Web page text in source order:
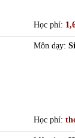
Học phí:
Môn dạy:
Học phí: